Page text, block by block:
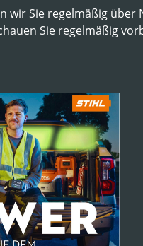
wir Sie regelmäßig über
Sie regelmäßig